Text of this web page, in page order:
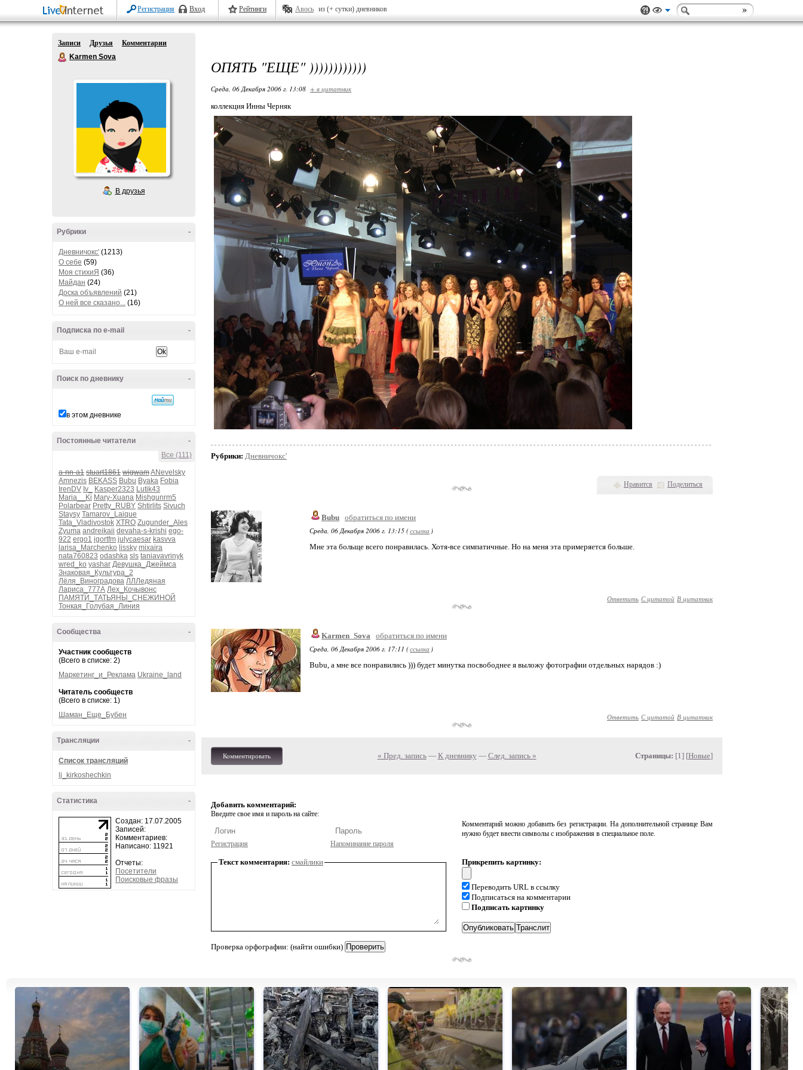
Регистрация Вход Рейтинги Авось из (+ сутки) дневников
Записи Друзья
Комментарии
Karmen Sova
В друзья
-
Рубрики
Дневничокс' (1213)
О себе (59)
Моя стихиЯ (36)
Майдан (24)
Доска объявлений (21)
О ней все сказано... (16)
-
Подписка по e-mail
-
Поиск по дневнику
в этом дневнике
-
Постоянные читатели
Все (111)
a-nn-a1 stuart1861 wigwamANevelsky
Amnezis BEKASS Bubu Byaka Fobia
IrenDV Iv_ Kasper2323 Lutik43
Maria__Ki Mary-Xuana Mishgunrm5
Polarbear Pretty_RUBY Shtirlits Sivuch
Staysy Tamarov_Laique
Tata_Vladivostok XTRO Zugunder_Ales
Zyuma andreikaii devaha-s-krishi ego-
922 ergo1 igortfm julycaesar kasvva
larisa_Marchenko lissky mixaira
nata760823 odashka sls taniavavrinyk
wred_ko yashar Девушка_Джеймса
Знаковая_Культура_2
Лёля_Виноградова ЛЛЛедяная
Лариса_777А Лех_Кочывонс
ПАМЯТИ_ТАТЬЯНЫ_СНЕЖИНОЙ
Тонкая_Голубая_Линия
-
Сообщества
Участник сообществ
(Всего в списке: 2)
Маркетинг_и_Реклама Ukraine_land
Читатель сообществ
(Всего в списке: 1)
Шаман_Еще_Бубен
-
Трансляции
Список трансляций
lj_kirkoshechkin
-
Статистика
Создан: 17.07.2005
Записей:
Комментариев:
Написано: 11921
Отчеты:
Посетители
Поисковые фразы
ОПЯТЬ "ЕЩЕ" ))))))))))))
Среда, 06 Декабря 2006 г. 13:08 + в цитатник
коллекция Инны Черняк
Рубрики: Дневничокс'
Нравится Поделиться
Bubu обратиться по имени
Среда, 06 Декабря 2006 г. 13:15 (ссылка )
Мне эта больще всего понравилась. Хотя-все симпатичные. Но на меня эта примеряется больше.
Ответить С цитатой В цитатник
Karmen_Sova
обратиться по имени
Среда, 06 Декабря 2006 г. 17:11 (ссылка )
Bubu, а мне все понравились ))) будет минутка посвободнее я выложу фотографии отдельных нарядов :)
Ответить С цитатой В цитатник
Комментировать « Пред. запись— К дневнику — След. запись » Страницы: [1] [Новые]
Добавить комментарий:
Введите свое имя и пароль на сайте:
Регистрация Напоминание пароля
Комментарий можно добавить без регистрации. На дополнительной странице Вам
нужно будет ввести символы с изображения в специальное поле.
Текст комментария: смайлики
Проверка орфографии: (найти ошибки)
Прикрепить картинку:
Переводить URL в ссылку
Подписаться на комментарии
Подписать картинку